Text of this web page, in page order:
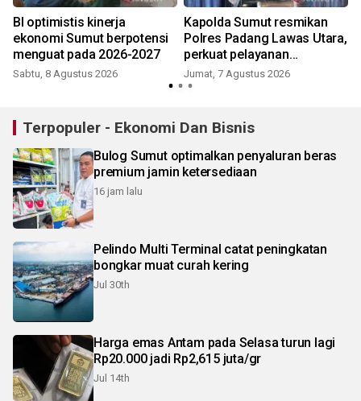
BI optimistis kinerja
ekonomi Sumut berpotensi
menguat pada 2026-2027
Sabtu, 8 Agustus 2026
Kapolda Sumut resmikan
Polres Padang Lawas Utara,
perkuat pelayanan
kepolisian
Jumat, 7 Agustus 2026
Terpopuler - Ekonomi Dan Bisnis
Bulog Sumut optimalkan penyaluran beras
premium jamin ketersediaan
16 jam lalu
Pelindo Multi Terminal catat peningkatan
bongkar muat curah kering
Jul 30th
Harga emas Antam pada Selasa turun lagi
Rp20.000 jadi Rp2,615 juta/gr
Jul 14th